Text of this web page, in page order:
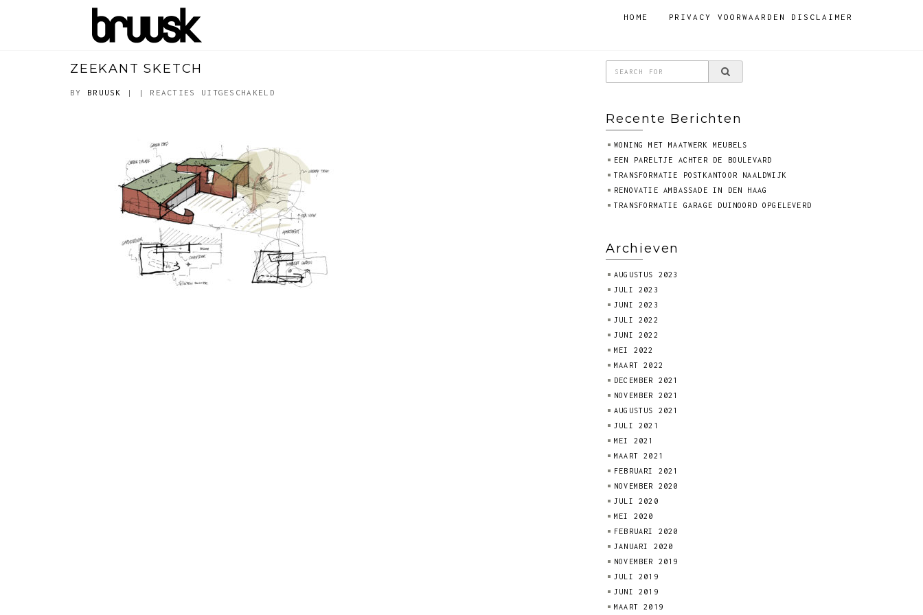
HOME PRIVACY VOORWAARDEN DISCLAIMER
ZEEKANT SKETCH
BY BRUUSK | | REACTIES UITGESCHAKELD
Recente Berichten
WONING MET MAATWERK MEUBELS
EEN PARELTJE ACHTER DE BOULEVARD
TRANSFORMATIE POSTKANTOOR NAALDWIJK
RENOVATIE AMBASSADE IN DEN HAAG
TRANSFORMATIE GARAGE DUINOORD OPGELEVERD
Archieven
AUGUSTUS 2023
JULI 2023
JUNI 2023
JULI 2022
JUNI 2022
MEI 2022
MAART 2022
DECEMBER 2021
NOVEMBER 2021
AUGUSTUS 2021
JULI 2021
MEI 2021
MAART 2021
FEBRUARI 2021
NOVEMBER 2020
JULI 2020
MEI 2020
FEBRUARI 2020
JANUARI 2020
NOVEMBER 2019
JULI 2019
JUNI 2019
MAART 2019